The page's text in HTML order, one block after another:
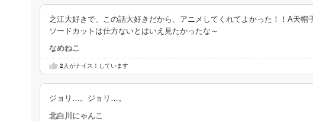
之江大好きで、この話大好きだから、アニメしてくれてよかった！！A天
ソードカットは仕方ないとはいえ見たかったな～
なめねこ
2人がナイス！しています
ジョリ…。ジョリ…。
北白川にゃんこ